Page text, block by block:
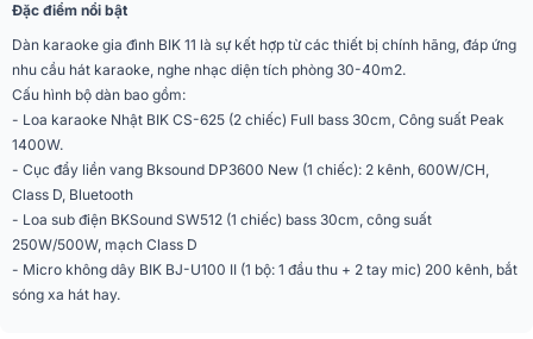
Đặc điểm nổi bật
Dàn karaoke gia đình BIK 11 là sự kết hợp từ các thiết bị chính hãng, đáp ứng
nhu cầu hát karaoke, nghe nhạc diện tích phòng 30-40m2.
Cấu hình bộ dàn bao gồm:
- Loa karaoke Nhật BIK CS-625 (2 chiếc) Full bass 30cm, Công suất Peak
1400W.
- Cục đẩy liền vang Bksound DP3600 New (1 chiếc): 2 kênh, 600W/CH,
Class D, Bluetooth
- Loa sub điện BKSound SW512 (1 chiếc) bass 30cm, công suất
250W/500W, mạch Class D
- Micro không dây BIK BJ-U100 II (1 bộ: 1 đầu thu + 2 tay mic) 200 kênh, bắt
sóng xa hát hay.